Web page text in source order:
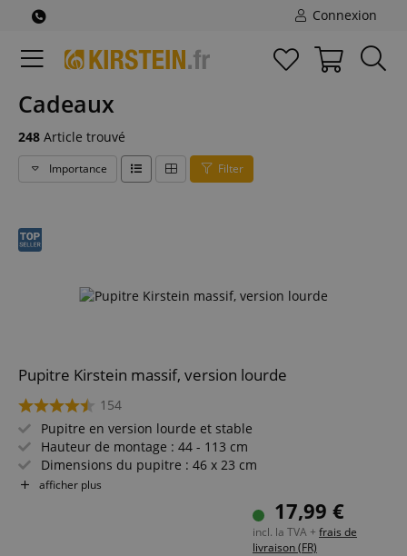
Connexion
Cadeaux
248 Article trouvé
Importance Filter
Pupitre Kirstein massif, version lourde
154
Pupitre en version lourde et stable
Hauteur de montage : 44 - 113 cm
Dimensions du pupitre : 46 x 23 cm
Profondeur du pupitre : 4 cm
afficher plus
17,99 €
incl. la TVA + frais de
livraison (FR)